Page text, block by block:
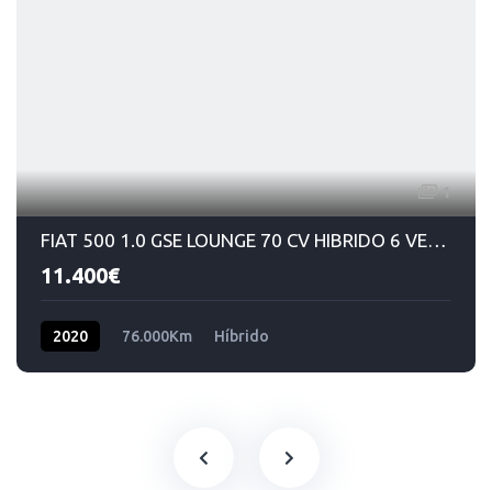
1
FIAT 500 1.0 GSE LOUNGE 70 CV HIBRIDO 6 VELOCIDADES
11.400€
2020 76.000Km Híbrido